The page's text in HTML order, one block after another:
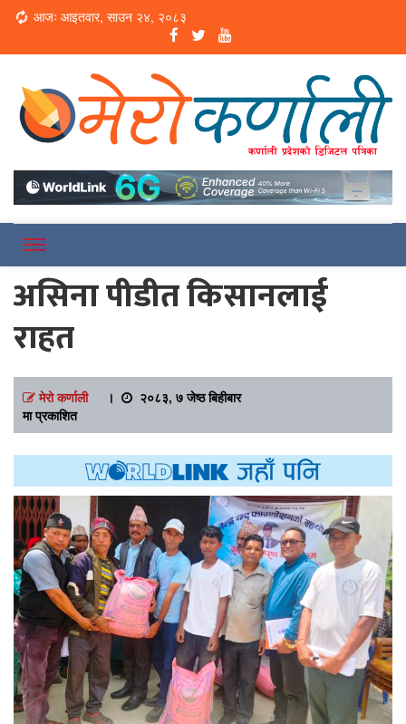
Loading...
आजः आइतवार, साउन २४, २०८३
Merokarnali
असिना पीडीत किसानलाई
राहत
मेरो कर्णाली।
२०८३, ७ जेष्ठ बिहीबार
मा प्रकाशित